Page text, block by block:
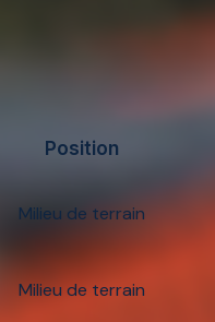
Position
Milieu de terrain
Milieu de terrain